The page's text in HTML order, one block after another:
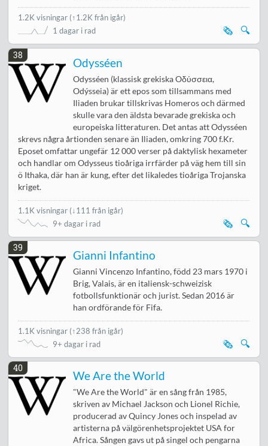
1.2K visningar (↑1.2K från igår)
1 dagar i rad
🔍
🗞️
38
Odysséen
Odysséen (klassisk grekiska Oδύσσεια,
Odýsseia) är ett epos som tillsammans med
Iliaden brukar tillskrivas Homeros och därmed
skulle vara den äldsta bevarade grekiska och
europeiska litteraturen. Det antas att Odysséen
skrevs några årtionden senare än Iliaden, omkring 700 f.Kr.
Eposet omfattar ungefär 12 000 verser på daktylisk hexameter
och handlar om Odysseus tioåriga irrfärder på väg hem till sin
ö Ithaka, där han är kung, efter det likaledes tioåriga Trojanska
kriget.
1.1K visningar (↓111 från igår)
9+ dagar i rad
🔍
🗞️
39
Gianni Infantino
Gianni Vincenzo Infantino, född 23 mars 1970 i
Brig, Valais, är en italiensk-schweizisk
fotbollsfunktionär och jurist. Sedan 2016 är
han ordförande för Fifa.
1.1K visningar (↑238 från igår)
9+ dagar i rad
🔍
🗞️
40
We Are the World
"We Are the World" är en sång från 1985,
skriven av Michael Jackson och Lionel Richie,
producerad av Quincy Jones och inspelad av
artisterna på välgörenhetsprojektet USA for
Africa. Sången gavs ut på singel och pengarna